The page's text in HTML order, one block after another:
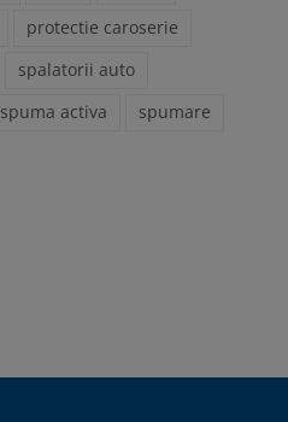
protectie caroserie
spalatorii auto
spuma activa
spumare